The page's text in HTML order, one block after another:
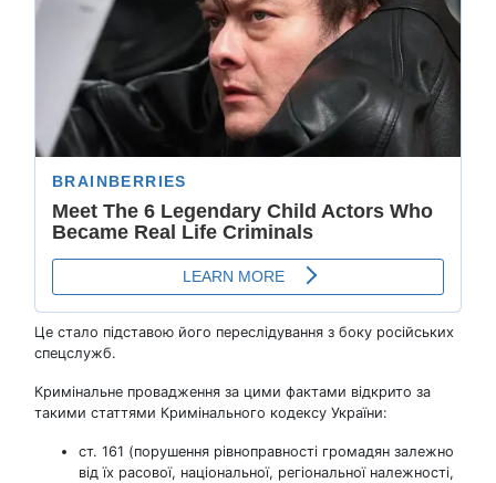
Це стало підставою його переслідування з боку російських
спецслужб.
Кримінальне провадження за цими фактами відкрито за
такими статтями Кримінального кодексу України:
ст. 161 (порушення рівноправності громадян залежно
від їх расової, національної, регіональної належності,